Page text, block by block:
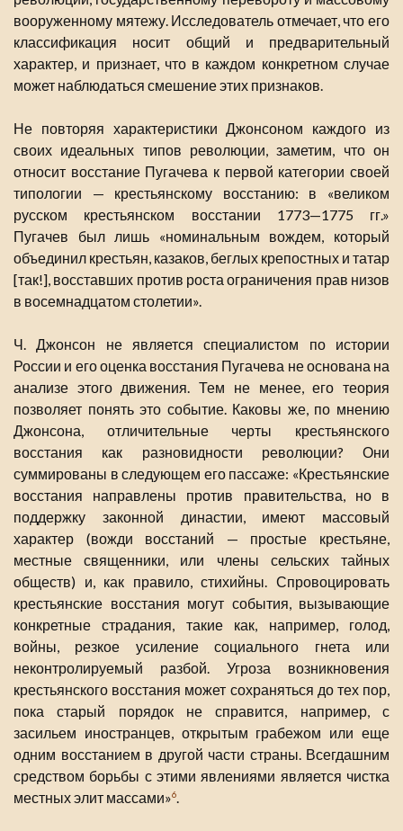
вооруженному мятежу. Исследователь отмечает, что его
классификация носит общий и предварительный
характер, и признает, что в каждом конкретном случае
может наблюдаться смешение этих признаков.
Не повторяя характеристики Джонсоном каждого из
своих идеальных типов революции, заметим, что он
относит восстание Пугачева к первой категории своей
типологии — крестьянскому восстанию: в «великом
русском крестьянском восстании 1773—1775 гг.»
Пугачев был лишь «номинальным вождем, который
объединил крестьян, казаков, беглых крепостных и татар
[так!], восставших против роста ограничения прав низов
в восемнадцатом столетии».
Ч. Джонсон не является специалистом по истории
России и его оценка восстания Пугачева не основана на
анализе этого движения. Тем не менее, его теория
позволяет понять это событие. Каковы же, по мнению
Джонсона, отличительные черты крестьянского
восстания как разновидности революции? Они
суммированы в следующем его пассаже: «Крестьянские
восстания направлены против правительства, но в
поддержку законной династии, имеют массовый
характер (вожди восстаний — простые крестьяне,
местные священники, или члены сельских тайных
обществ) и, как правило, стихийны. Спровоцировать
крестьянские восстания могут события, вызывающие
конкретные страдания, такие как, например, голод,
войны, резкое усиление социального гнета или
неконтролируемый разбой. Угроза возникновения
крестьянского восстания может сохраняться до тех пор,
пока старый порядок не справится, например, с
засильем иностранцев, открытым грабежом или еще
одним восстанием в другой части страны. Всегдашним
средством борьбы с этими явлениями является чистка
местных элит массами»6.